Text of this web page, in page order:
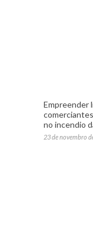
Empreender
no incendio
23 de novembro